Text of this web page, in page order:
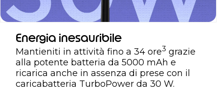
Energia inesauribile
Mantieniti in attività fino a 34 ore3 grazie
alla potente batteria da 5000 mAh e
ricarica anche in assenza di prese con il
caricabatteria TurboPower da 30 W.